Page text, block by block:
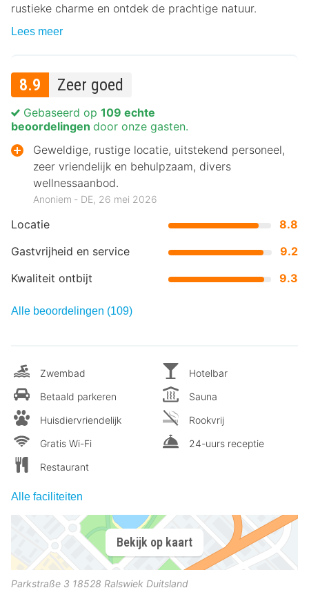
rustieke charme en ontdek de prachtige natuur.
Lees meer
8.9 Zeer goed
Locatie
8.8
Gastvrijheid en service
9.2
Kwaliteit ontbijt
9.3
Gebaseerd op 109 echte
beoordelingen door onze gasten.
Geweldige, rustige locatie, uitstekend personeel,
zeer vriendelijk en behulpzaam, divers
wellnessaanbod.
Anoniem ‐ DE, 26 mei 2026
Alle beoordelingen (109)
Zwembad
Betaald parkeren
Huisdiervriendelijk
Gratis Wi-Fi
Restaurant
Hotelbar
Sauna
Rookvrij
24-uurs receptie
Alle faciliteiten
Bekijk op kaart
Parkstraße 3 18528 Ralswiek Duitsland